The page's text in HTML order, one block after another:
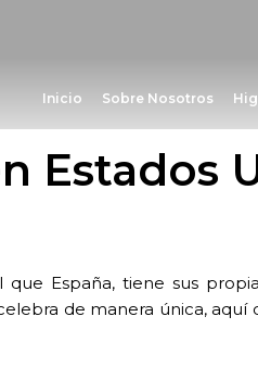
Inicio Sobre Nosotros
Estados
que España, tiene sus
de manera única,